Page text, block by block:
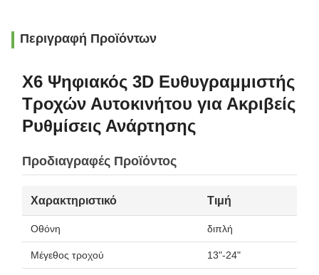
Περιγραφή Προϊόντων
X6 Ψηφιακός 3D Ευθυγραμμιστής
Τροχών Αυτοκινήτου για Ακριβείς
Ρυθμίσεις Ανάρτησης
Προδιαγραφές Προϊόντος
Χαρακτηριστικό Τιμή
Οθόνη διπλή
Μέγεθος τροχού 13"-24"